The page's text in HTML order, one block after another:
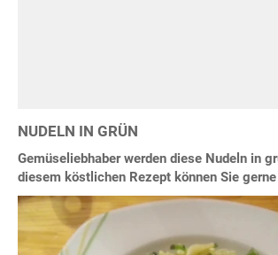
NUDELN IN GRÜN
Gemüseliebhaber werden diese Nudeln in
diesem köstlichen Rezept können Sie